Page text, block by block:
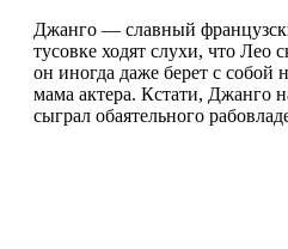
Джанго — славный
тусовке ходят слухи, что Лео
он иногда даже берет с собой
мама актера. Кстати, Джанго
сыграл обаятельного